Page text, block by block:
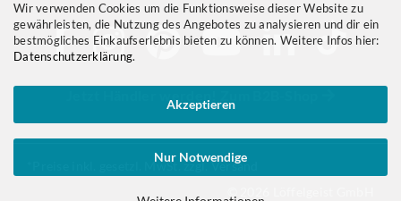
Wir verwenden Cookies um die Funktionsweise dieser Website zu
gewährleisten, die Nutzung des Angebotes zu analysieren und dir ein
bestmögliches Einkaufserlebnis bieten zu können. Weitere Infos hier:
Datenschutzerklärung.
Akzeptieren
Nur Notwendige
*Preise inkl. gesetzl. MwSt. zzgl. Versand